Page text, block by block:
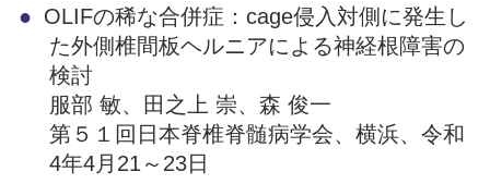
OLIFの稀な合併症：cage侵入対側に発生し
た外側椎間板ヘルニアによる神経根障害の
検討
服部 敏、田之上 崇、森 俊一
第５１回日本脊椎脊髄病学会、横浜、令和
4年4月21～23日